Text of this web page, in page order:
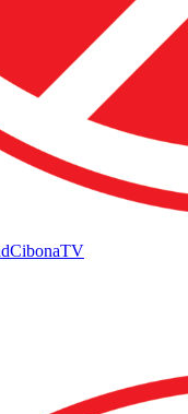
CibonaTV